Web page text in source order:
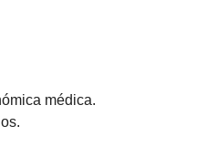
médica.